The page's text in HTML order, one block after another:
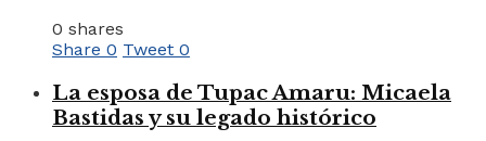
0 shares
Share 0 Tweet 0
La esposa de Tupac Amaru: Micaela
Bastidas y su legado histórico